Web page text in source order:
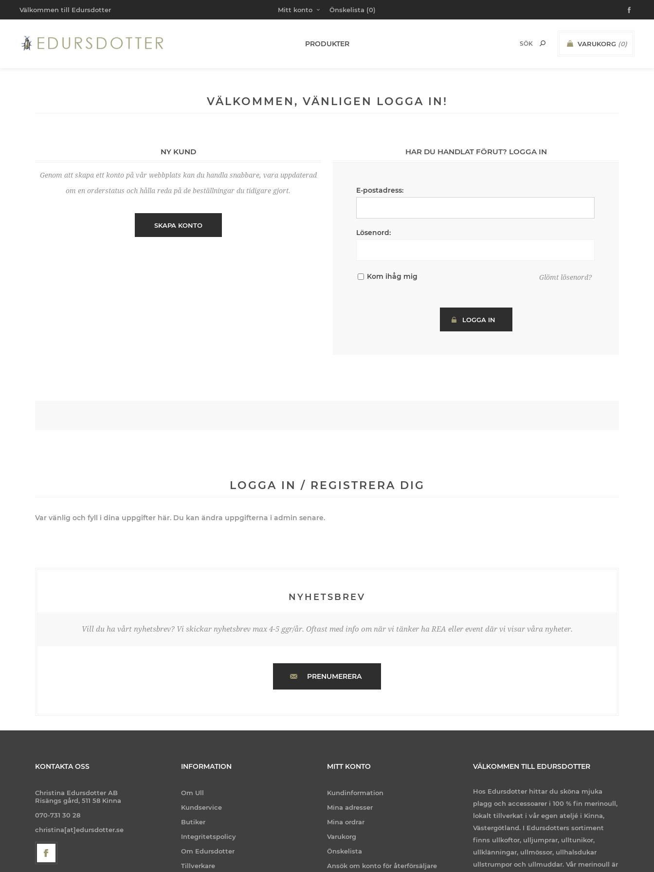
Välkommen till Edursdotter Mitt konto Önskelista (0)
VARUKORG (0)
PRODUKTER
VÄLKOMMEN, VÄNLIGEN LOGGA IN!
NY KUND
Genom att skapa ett konto på vår webbplats kan du handla snabbare, vara uppdaterad
om en orderstatus och hålla reda på de beställningar du tidigare gjort.
SKAPA KONTO
HAR DU HANDLAT FÖRUT? LOGGA IN
E-postadress:
Lösenord:
Kom ihåg mig Glömt lösenord?
LOGGA IN
LOGGA IN / REGISTRERA DIG
Var vänlig och fyll i dina uppgifter här. Du kan ändra uppgifterna i admin senare.
NYHETSBREV
Vill du ha vårt nyhetsbrev? Vi skickar nyhetsbrev max 4-5 ggr/år. Oftast med info om när vi tänker ha REA eller event där vi visar våra nyheter.
PRENUMERERA
KONTAKTA OSS
Christina Edursdotter AB
Risängs gård, 511 58 Kinna
070-731 30 28
christina[at]edursdotter.se
INFORMATION
Om Ull
Kundservice
Butiker
Integritetspolicy
Om Edursdotter
Tillverkare
MITT KONTO
Kundinformation
Mina adresser
Mina ordrar
Varukorg
Önskelista
Ansök om konto för återförsäljare
VÄLKOMMEN TILL EDURSDOTTER
Hos Edursdotter hittar du sköna mjuka
plagg och accessoarer i 100 % fin merinoull,
lokalt tillverkat i vår egen ateljé i Kinna,
Västergötland. I Edursdotters sortiment
finns ullkoftor, ulljumprar, ulltunikor,
ullklänningar, ullmössor, ullhalsdukar
ullstrumpor och ullmuddar. Vår merinoull är